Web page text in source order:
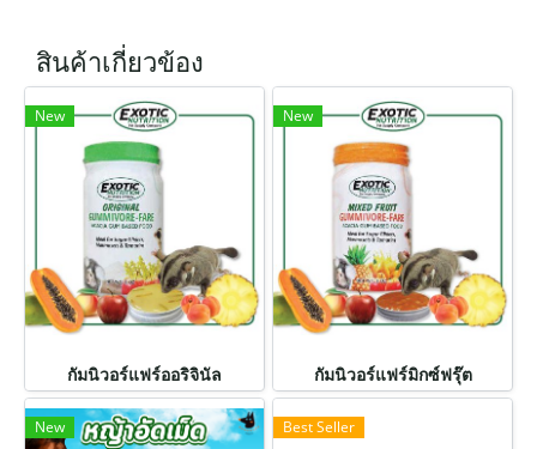
สินค้าเกี่ยวข้อง
New
กัมนิวอร์แฟร์ออริจินัล
New
กัมนิวอร์แฟร์มิกซ์ฟรุ๊ต
New Best Seller